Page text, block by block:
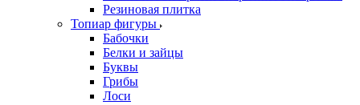
Резиновая плитка
Топиар фигуры
Бабочки
Белки и зайцы
Буквы
Грибы
Лоси